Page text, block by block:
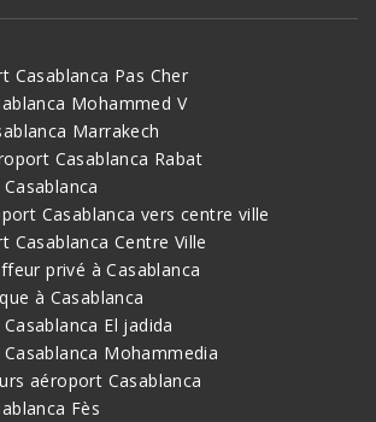
Casablanca Pas Cher
Mohammed V
Marrakech
Casablanca Rabat
Casablanca vers centre ville
Casablanca Centre Ville
privé à Casablanca
à Casablanca
El jadida
Mohammedia
aéroport Casablanca
Fès